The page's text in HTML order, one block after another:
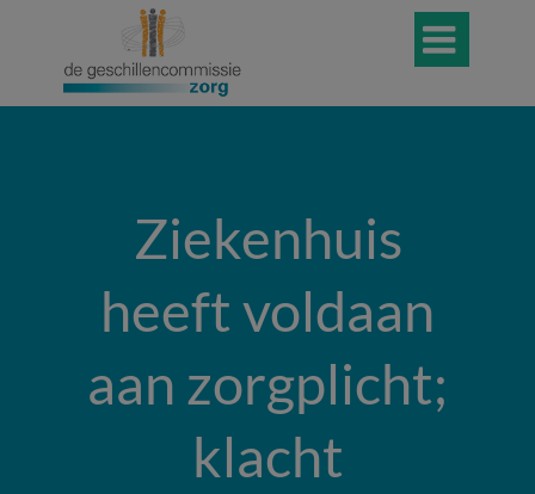

Ziekenhuis
heeft voldaan
aan zorgplicht;
klacht